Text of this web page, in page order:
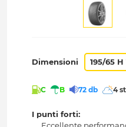
Dimensioni 195/65 H
C B 72 db 4
I punti forti: